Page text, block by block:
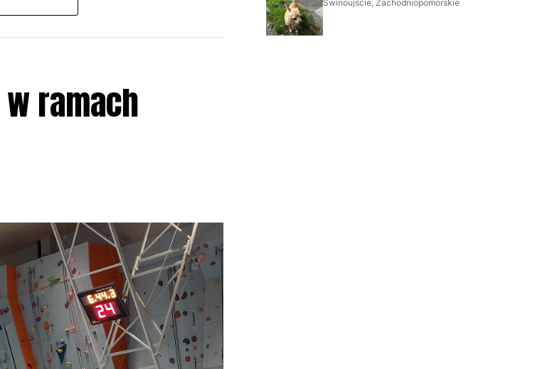
się w aktywne
Na wydarzenie obowiązują
ramach